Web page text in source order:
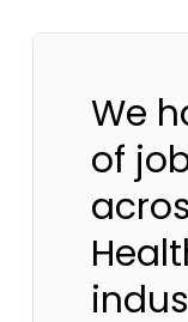
We
of